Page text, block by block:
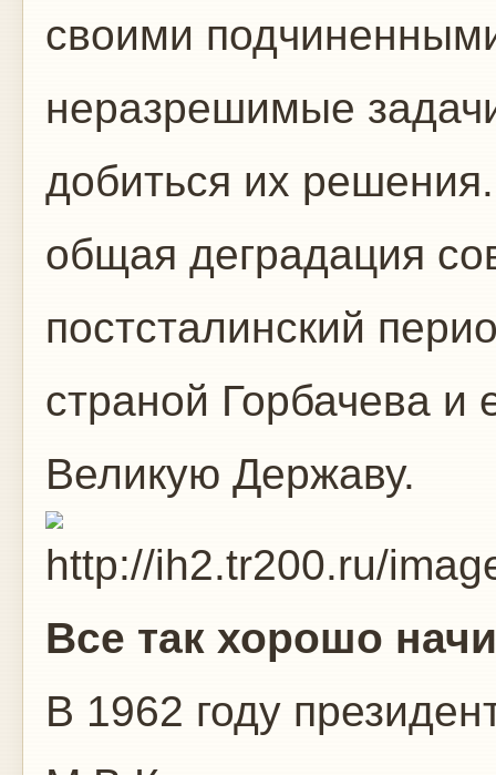
своими
неразрешимые
добиться их
общая деградация
постсталинский
страной Горбачева и
Великую Державу.
Все так хорошо
В 1962 году